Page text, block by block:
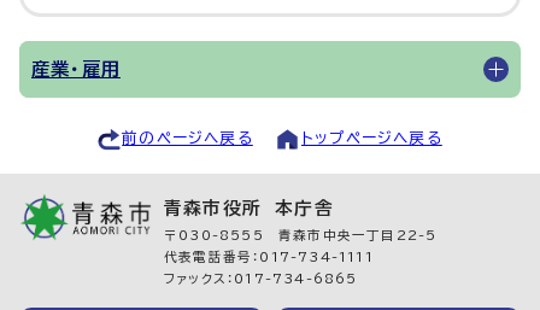
産業・雇用
前のページへ戻る トップページへ戻る
青森市役所 本庁舎
〒030-8555 青森市中央一丁目22-5
代表電話番号：017-734-1111
ファックス：017-734-6865